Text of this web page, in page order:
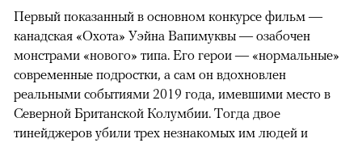
Первый показанный в основном конкурсе фильм —
канадская «Охота» Уэйна Вапимуквы — озабочен
монстрами «нового» типа. Его герои — «нормальные»
современные подростки, а сам он вдохновлен
реальными событиями 2019 года, имевшими место в
Северной Британской Колумбии. Тогда двое
тинейджеров убили трех незнакомых им людей и